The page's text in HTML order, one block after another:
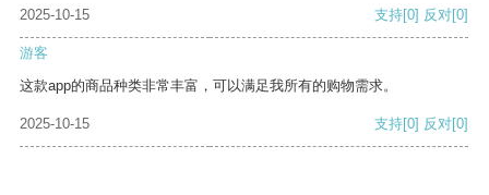
2025-10-15 支持[0] 反对[0]
游客
这款app的商品种类非常丰富，可以满足我所有的购物需求。
2025-10-15 支持[0] 反对[0]